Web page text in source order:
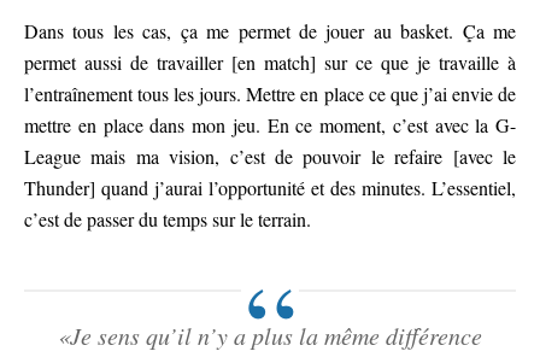
Dans tous les cas, ça me permet de jouer au basket. Ça me
permet aussi de travailler [en match] sur ce que je travaille à
l’entraînement tous les jours. Mettre en place ce que j’ai envie de
mettre en place dans mon jeu. En ce moment, c’est avec la G-
League mais ma vision, c’est de pouvoir le refaire [avec le
Thunder] quand j’aurai l’opportunité et des minutes. L’essentiel,
c’est de passer du temps sur le terrain.
«Je sens qu’il n’y a plus la même différence